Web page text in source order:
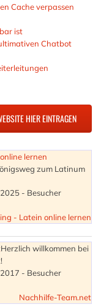
Cache verpassen
ist
Chatbot
lernen
zum Latinum
- Besucher
- Latein online lernen
Herzlich willkommen bei
- Besucher
Nachhilfe-Team.net